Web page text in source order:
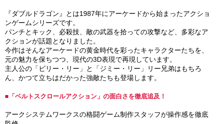
『ダブルドラゴン』とは1987年にアーケードから始まったアクショ
ンゲームシリーズです。
パンチとキック、必殺技、敵の武器を拾っての攻撃など、多彩なア
クションが話題となりました。
今作はそんなアーケードの黄金時代を彩ったキャラクターたちを、
元の魅力を保ちつつ、現代の3D表現で再現しています。
主人公の「ビリー・リー」と「ジミー・リー」リー兄弟はもちろ
ん、かつて立ちはだかった強敵たちも登場します。
■「ベルトスクロールアクション」の面白さを徹底追及！
アークシステムワークスの格闘ゲーム制作スタッフが操作感を徹底